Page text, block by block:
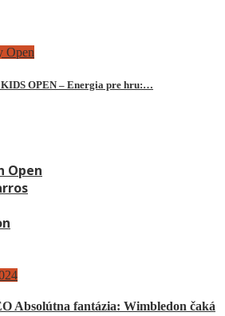
Open
KIDS OPEN – Energia pre hru:…
Open
Absolútna fantázia: Wimbledon čaká